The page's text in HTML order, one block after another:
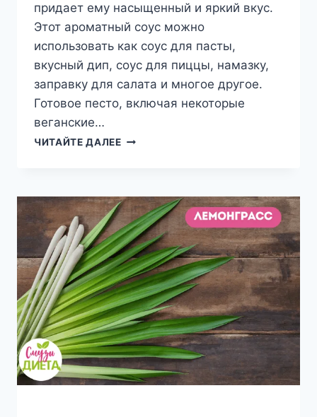
придает ему насыщенный и яркий вкус.
Этот ароматный соус можно
использовать как соус для пасты,
вкусный дип, соус для пиццы, намазку,
заправку для салата и многое другое.
Готовое песто, включая некоторые
веганские…
ЧИТАЙТЕ ДАЛЕЕСОУС
ПОЛЬЗА
ПЕСТО
ДЛЯ
ЗДОРОВЬЯ